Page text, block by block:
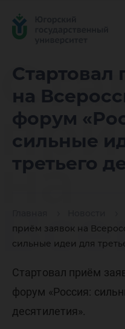
Стартовал
на
форум
сильные
третьего
приём заявок на
сильные идеи для
на
Стартовал приём
форум «Россия:
десятилетия».